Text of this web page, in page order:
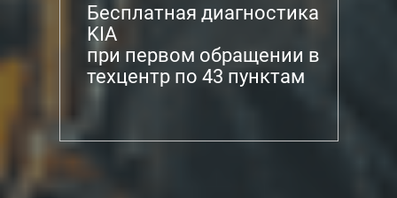
Бесплатная диагностика
KIA
при первом обращении в
техцентр по 43 пунктам